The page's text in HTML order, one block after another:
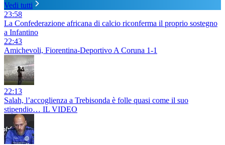
Vedi tutti
23:58
La Confederazione africana di calcio riconferma il proprio sostegno
a Infantino
22:43
Amichevoli, Fiorentina-Deportivo A Coruna 1-1
22:13
Salah, l’accoglienza a Trebisonda è folle quasi come il suo
stipendio… IL VIDEO